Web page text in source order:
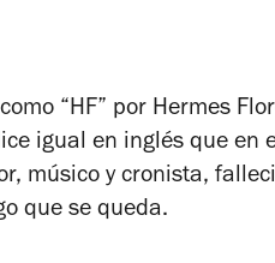
“HF” por Hermes
igual en inglés que en
músico y cronista,
que se queda.